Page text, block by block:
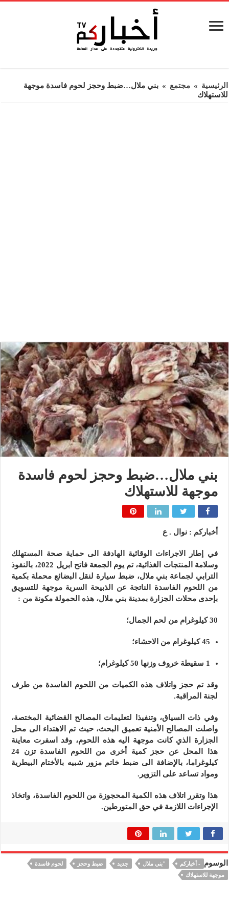
الرئيسية » مجتمع » بني ملال…ضبط وحجز لحوم فاسدة موجهة
للاستهلاك
بني ملال…ضبط وحجز لحوم فاسدة
موجهة للاستهلاك
أخباركم : نوال . ع
في إطار الاجراءات الوقائية الهادفة الى حماية صحة المستهلك
وسلامة المنتجات الغذائية، تم يوم الجمعة فاتح ابريل 2022، بالنفوذ
الترابي لجماعة بني ملال، ضبط سيارة لنقل البضائع محملة بكمية
من اللحوم الفاسدة الناتجة عن الذبيحة السرية موجهة للتسويق
بإحدى محلات الجزارة بمدينة بني ملال، هذه الحمولة مكونة من :
30كيلوغرام من لحم الجمال؛
45 كيلوغرام من الاحشاء؛
1 سقيطة خروف وزنها 50 كيلوغرام؛
وقد تم حجز واتلاف هذه الكميات من اللحوم الفاسدة من طرف
لجنة المراقبة.
وفي ذات السياق، وتنفيذا لتعليمات المصالح القضائية المختصة،
واصلت المصالح الأمنية تعميق البحث، حيث تم الاهتداء الى محل
الجزارة الذي كانت موجهة اليه هذه اللحوم، وقد اسفرت معاينة
هذا المحل عن حجز كمية أخرى من اللحوم الفاسدة تزن 24
كيلوغراما، بالإضافة الى ضبط خاتم مزور شبيه بالأختام البيطرية
ومواد تساعد على التزوير.
هذا وتقرر اتلاف هذه الكمية المحجوزة من اللحوم الفاسدة، واتخاذ
الإجراءات اللازمة في حق المتورطين.
الوسوم - أخباركم "بني ملال جديد ضبط وحجز
لحوم فاسدة
موجهة للاستهلاك